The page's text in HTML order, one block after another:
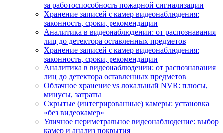
за работоспособность пожарной сигнализации
Хранение записей с камер видеонаблюдения:
законность, сроки, рекомендации
Аналитика в видеонаблюдении: от распознавания
лиц до детектора оставленных предметов
Хранение записей с камер видеонаблюдения:
законность, сроки, рекомендации
Аналитика в видеонаблюдении: от распознавания
лиц до детектора оставленных предметов
Облачное хранение vs локальный NVR: плюсы,
минусы, затраты
Скрытые (интегрированные) камеры: установка
«без видеокамер»
Уличное периметральное видеонаблюдение: выбор
камер и анализ покрытия